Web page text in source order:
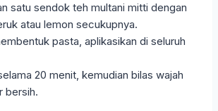
satu sendok teh multani mitti dengan
atau lemon secukupnya.
pasta, aplikasikan di seluruh
20 menit, kemudian bilas wajah
bersih.